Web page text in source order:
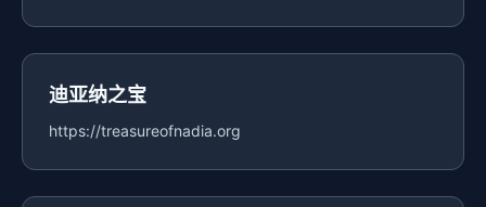
迪亚纳之宝
https://treasureofnadia.org